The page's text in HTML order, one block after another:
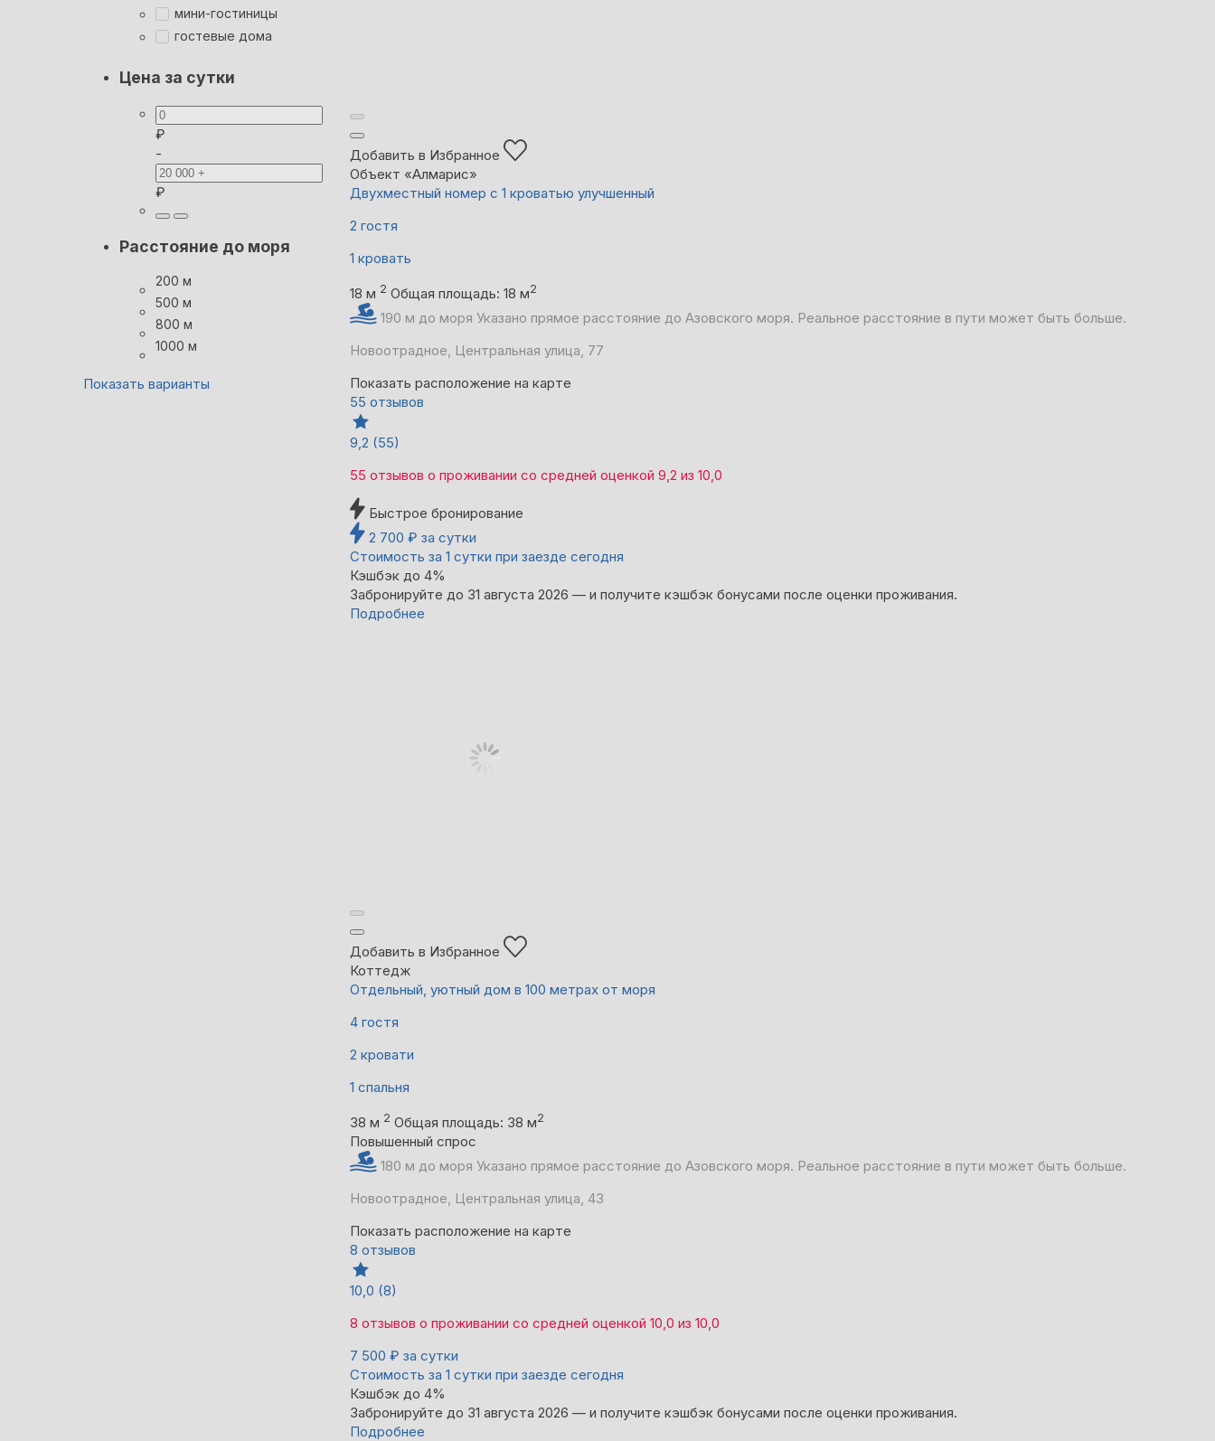
мини-гостиницы
гостевые дома
Цена за сутки
₽
-
₽
Расстояние до моря
200 м
500 м
800 м
1000 м
Показать варианты
Добавить в Избранное
Объект «Алмарис»
Двухместный номер с 1 кроватью улучшенный
2 гостя
1 кровать
18 м 2 Общая площадь: 18 м2
190 м до моря Указано прямое расстояние до Азовского моря. Реальное расстояние в пути может быть больше.
Новоотрадное, Центральная улица, 77
Показать расположение на карте
55 отзывов
9,2 (55)
55 отзывов о проживании со средней оценкой 9,2 из 10,0
Быстрое бронирование
2 700 ₽ за сутки
Стоимость за 1 сутки при заезде сегодня
Кэшбэк до 4%
Забронируйте до 31 августа 2026 — и получите кэшбэк бонусами после оценки проживания.
Подробнее
Добавить в Избранное
Коттедж
Отдельный, уютный дом в 100 метрах от моря
4 гостя
2 кровати
1 спальня
38 м 2 Общая площадь: 38 м2
Повышенный спрос
180 м до моря Указано прямое расстояние до Азовского моря. Реальное расстояние в пути может быть больше.
Новоотрадное, Центральная улица, 43
Показать расположение на карте
8 отзывов
10,0 (8)
8 отзывов о проживании со средней оценкой 10,0 из 10,0
7 500 ₽ за сутки
Стоимость за 1 сутки при заезде сегодня
Кэшбэк до 4%
Забронируйте до 31 августа 2026 — и получите кэшбэк бонусами после оценки проживания.
Подробнее